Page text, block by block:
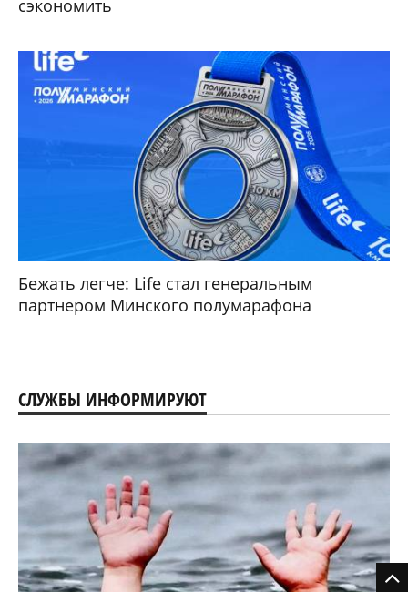
сэкономить
Бежать легче: Life стал генеральным
партнером Минского полумарафона
СЛУЖБЫ ИНФОРМИРУЮТ